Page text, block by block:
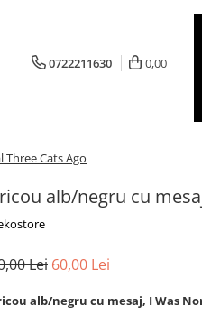
0722211630 0,00
Cats Ago
alb/negru cu
Lei 60,00 Lei
alb/negru cu mesaj, I Was